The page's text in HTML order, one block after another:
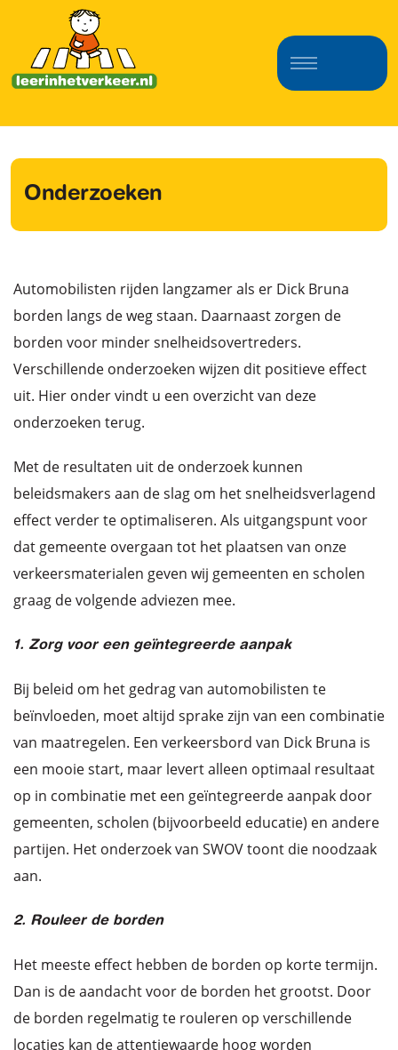
Onderzoeken
Automobilisten rijden langzamer als er Dick Bruna
borden langs de weg staan. Daarnaast zorgen de
borden voor minder snelheidsovertreders.
Verschillende onderzoeken wijzen dit positieve effect
uit. Hier onder vindt u een overzicht van deze
onderzoeken terug.
Met de resultaten uit de onderzoek kunnen
beleidsmakers aan de slag om het snelheidsverlagend
effect verder te optimaliseren. Als uitgangspunt voor
dat gemeente overgaan tot het plaatsen van onze
verkeersmaterialen geven wij gemeenten en scholen
graag de volgende adviezen mee.
1. Zorg voor een geïntegreerde aanpak
Bij beleid om het gedrag van automobilisten te
beïnvloeden, moet altijd sprake zijn van een combinatie
van maatregelen. Een verkeersbord van Dick Bruna is
een mooie start, maar levert alleen optimaal resultaat
op in combinatie met een geïntegreerde aanpak door
gemeenten, scholen (bijvoorbeeld educatie) en andere
partijen. Het onderzoek van SWOV toont die noodzaak
aan.
2. Rouleer de borden
Het meeste effect hebben de borden op korte termijn.
Dan is de aandacht voor de borden het grootst. Door
de borden regelmatig te rouleren op verschillende
locaties kan de attentiewaarde hoog worden